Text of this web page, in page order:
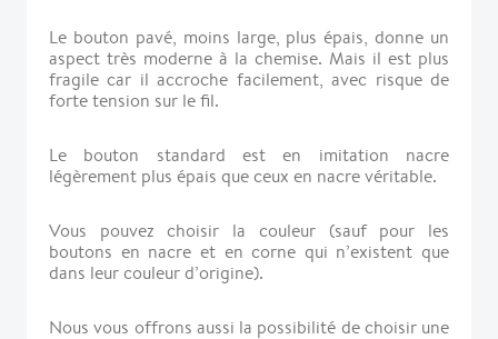
Le bouton pavé, moins large, plus épais, donne un
aspect très moderne à la chemise. Mais il est plus
fragile car il accroche facilement, avec risque de
forte tension sur le fil.
Le bouton standard est en imitation nacre
légèrement plus épais que ceux en nacre véritable.
Vous pouvez choisir la couleur (sauf pour les
boutons en nacre et en corne qui n’existent que
dans leur couleur d’origine).
Nous vous offrons aussi la possibilité de choisir une